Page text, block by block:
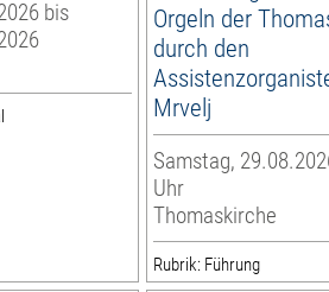
bis
Orgeln der
durch den
Mrvelj
Samstag,
Uhr
Thomaskirche
Rubrik: Führung